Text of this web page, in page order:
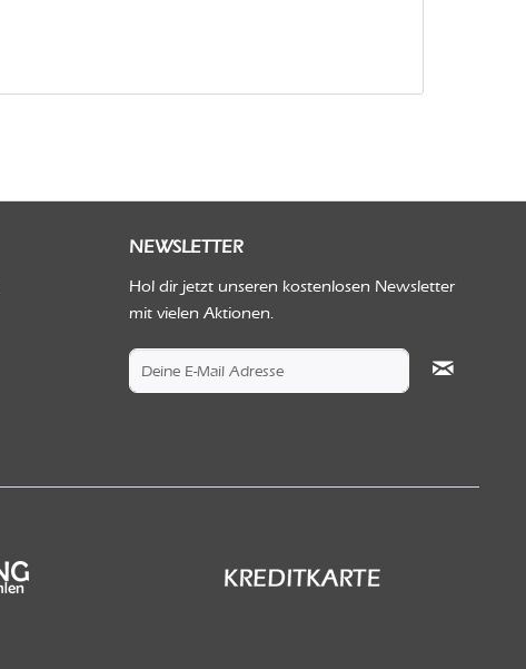
NEWSLETTER
Hol dir jetzt unseren kostenlosen Newsletter
mit vielen Aktionen.